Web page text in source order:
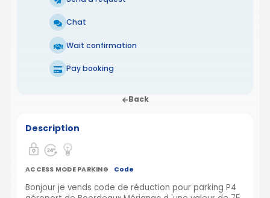
Chat
Wait confirmation
Pay booking
Back
Description
ACCESS MODE PARKING Code
Bonjour je vends code de réduction pour parking P4